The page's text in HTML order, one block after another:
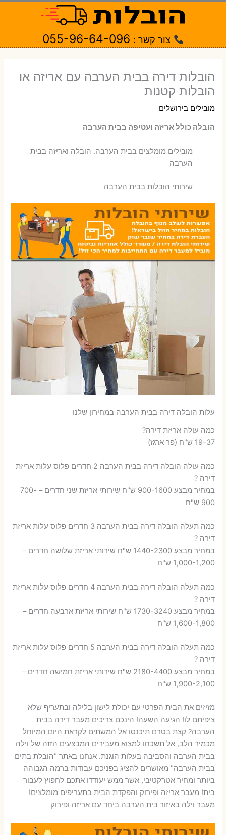
צור קשר : 055-96-64-096
הובלות דירה בבית הערבה עם אריזה או
הובלות קטנות
מובילים בירושלים
הובלה כולל אריזה ועטיפה בבית הערבה
‫מובילים מומלצים בבית הערבה. הובלה ואריזה בבית
הערבה
שירותי הובלות בבית הערבה
עלות הובלה דירה בבית הערבה במחירון שלנו
כמה עולה אריזת דירה​?
19-37 ש"ח (פר ארגז)
כמה עולה הובלה דירה בבית הערבה 2 חדרים פלוס עלות אריזת
דירה ?
במחיר מבצע 900-1600 ש"ח שירותי אריזת שני חדרים – 700-
900 ש"ח
כמה תעלה הובלה דירה בבית הערבה 3 חדרים פלוס עלות אריזת
דירה ?
במחיר מבצע 1440-2300 ש"ח שירותי אריזת שלושה חדרים –
1,000-1,200 ש"ח
כמה תעלה הובלה דירה בבית הערבה 4 חדרים פלוס עלות אריזת
דירה ?
במחיר מבצע 1730-3240 ש"ח שירותי אריזת ארבעה חדרים –
1,600-1,800 ש"ח
כמה תעלה הובלה דירה בבית הערבה 5 חדרים פלוס עלות אריזת
דירה ?
במחיר מבצע 2180-4400 ש"ח שירותי אריזת חמישה חדרים –
1,900-2,100 ש"ח
מזיזים את הבית הפרטי עם יכולת לישון בלילה ובתעריף שלא
ציפיתם לו! הגיעה השעה! הינכם צריכים מעבר דירה בבית
הערבה? קצת בטרם תיכנסו אל המשתים לקראת היום המיוחל
מכמיר הלב, אל תשכחו למצוא מעבירים המבצעים הזזה של וילה
בבית הערבה והסביבה בעלות הוגנת. אנחנו באתר "הובלת בתים
בבית הערבה" מאושרים להציג בפניכם עבודות ברמה הגבוהה
ביותר ומחיר אטרקטיבי, אשר ממש יעודדו אתכם לחפוץ לעבור
בית! מעבר אריזה ופירוק והפקדת הבית בתעריפים מומלצים!
מעבר וילה באיזור בית הערבה ביחד עם אריזה ופירוק